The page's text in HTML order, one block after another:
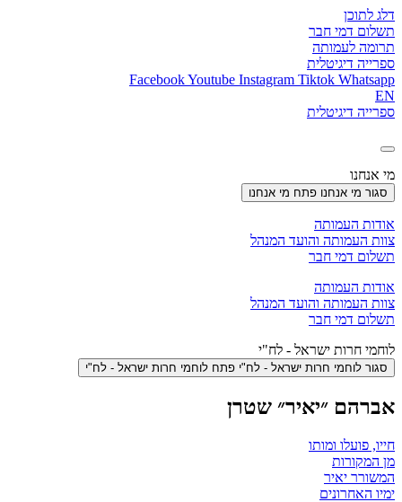
דלג לתוכן
תשלום דמי חבר
תרומה לעמותה
ספרייה דיגיטלית
FacebookYoutube Instagram Tiktok Whatsapp
EN
ספרייה דיגיטלית
מי אנחנו
סגור מי אנחנו פתח מי אנחנו
אודות העמותה
צוות העמותה והועד המנהל
תשלום דמי חבר
אודות העמותה
צוות העמותה והועד המנהל
תשלום דמי חבר
לוחמי חרות ישראל - לח"י
סגור לוחמי חרות ישראל - לח"י פתח לוחמי חרות ישראל - לח"י
אברהם ״יאיר״ שטרן
חייו, פועלו ומותו
מן המקורות
המשורר יאיר
ימיו האחרונים